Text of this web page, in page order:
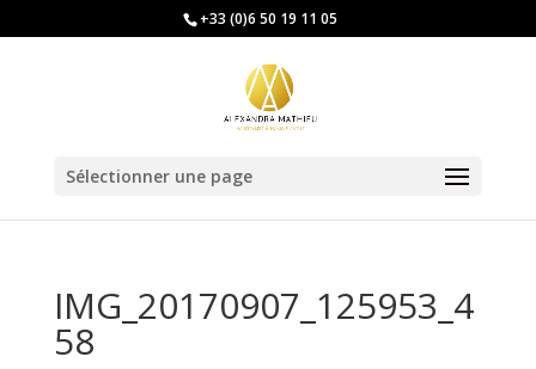
+33 (0)6 50 19 11 05
Sélectionner une page
IMG_20170907_125953_4
58